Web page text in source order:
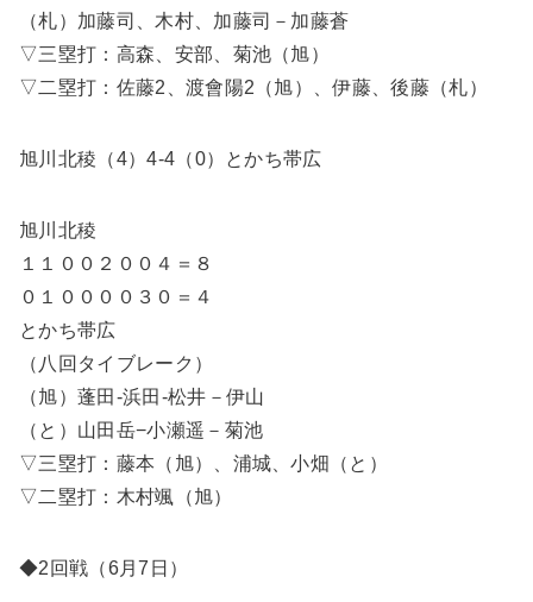
（札）加藤司、木村、加藤司－加藤蒼
▽三塁打：高森、安部、菊池（旭）
▽二塁打：佐藤2、渡會陽2（旭）、伊藤、後藤（札）
旭川北稜（4）4-4（0）とかち帯広
旭川北稜
１１００２００４＝８
０１００００３０＝４
とかち帯広
（八回タイブレーク）
（旭）蓬田-浜田-松井－伊山
（と）山田岳−小瀬遥－菊池
▽三塁打：藤本（旭）、浦城、小畑（と）
▽二塁打：木村颯（旭）
◆2回戦（6月7日）